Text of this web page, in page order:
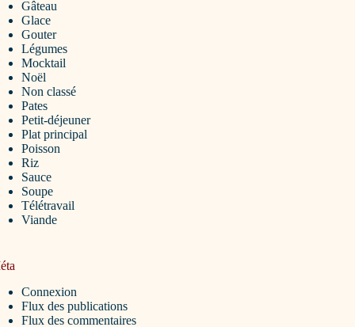
Gâteau
Glace
Gouter
Légumes
Mocktail
Noël
Non classé
Pates
Petit-déjeuner
Plat principal
Poisson
Riz
Sauce
Soupe
Télétravail
Viande
Connexion
Flux des publications
Flux des commentaires